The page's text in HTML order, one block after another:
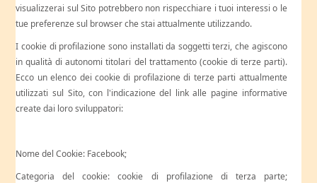
visualizzerai sul Sito potrebbero non rispecchiare i tuoi interessi o le
tue preferenze sul browser che stai attualmente utilizzando.
I cookie di profilazione sono installati da soggetti terzi, che agiscono
in qualità di autonomi titolari del trattamento (cookie di terze parti).
Ecco un elenco dei cookie di profilazione di terze parti attualmente
utilizzati sul Sito, con l'indicazione del link alle pagine informative
create dai loro sviluppatori:
Nome del Cookie: Facebook;
Categoria del cookie: cookie di profilazione di terza parte;